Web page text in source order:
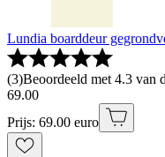
Lundia boarddeur
(3)Beoordeeld met 4.3 van
69.00
Prijs: 69.00 euro